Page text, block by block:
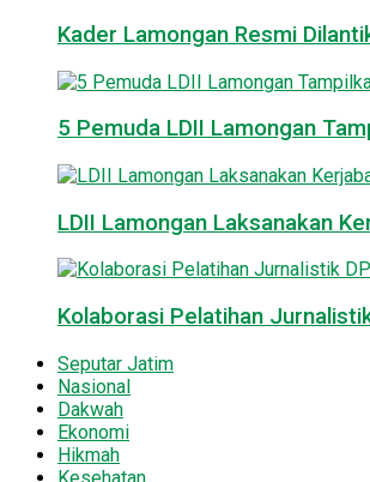
Kader Lamongan Resmi
5 Pemuda LDII Lamongan
LDII Lamongan Laksanakan
Kolaborasi Pelatihan
Seputar Jatim
Nasional
Dakwah
Ekonomi
Hikmah